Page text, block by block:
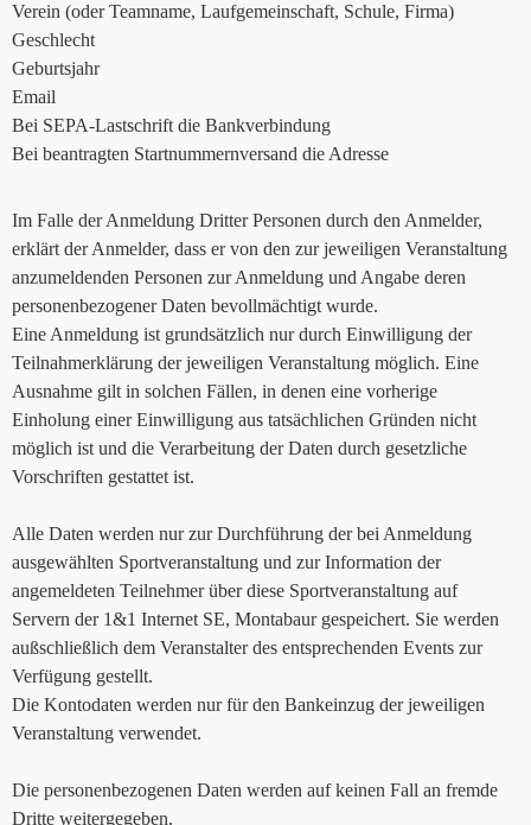
Verein (oder Teamname, Laufgemeinschaft, Schule, Firma)
Geschlecht
Geburtsjahr
Email
Bei SEPA-Lastschrift die Bankverbindung
Bei beantragten Startnummernversand die Adresse
Im Falle der Anmeldung Dritter Personen durch den Anmelder,
erklärt der Anmelder, dass er von den zur jeweiligen Veranstaltung
anzumeldenden Personen zur Anmeldung und Angabe deren
personenbezogener Daten bevollmächtigt wurde.
Eine Anmeldung ist grundsätzlich nur durch Einwilligung der
Teilnahmerklärung der jeweiligen Veranstaltung möglich. Eine
Ausnahme gilt in solchen Fällen, in denen eine vorherige
Einholung einer Einwilligung aus tatsächlichen Gründen nicht
möglich ist und die Verarbeitung der Daten durch gesetzliche
Vorschriften gestattet ist.
Alle Daten werden nur zur Durchführung der bei Anmeldung
ausgewählten Sportveranstaltung und zur Information der
angemeldeten Teilnehmer über diese Sportveranstaltung auf
Servern der 1&1 Internet SE, Montabaur gespeichert. Sie werden
außschließlich dem Veranstalter des entsprechenden Events zur
Verfügung gestellt.
Die Kontodaten werden nur für den Bankeinzug der jeweiligen
Veranstaltung verwendet.
Die personenbezogenen Daten werden auf keinen Fall an fremde
Dritte weitergegeben.